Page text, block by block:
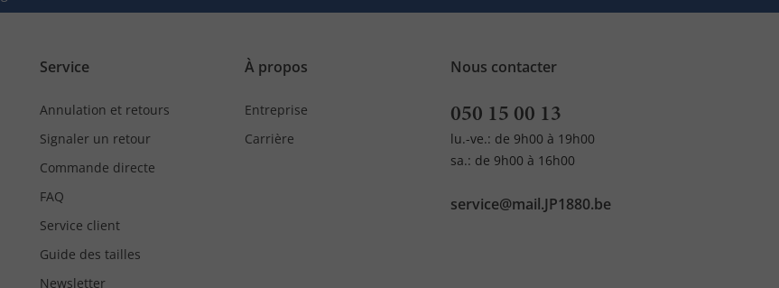
Service
Annulation et retours
Signaler un retour
Commande directe
FAQ
Service client
Guide des tailles
Newsletter
À propos
Entreprise
Carrière
Nous contacter
050 15 00 13
lu.-ve.: de 9h00 à 19h00
sa.: de 9h00 à 16h00
service@mail.JP1880.be